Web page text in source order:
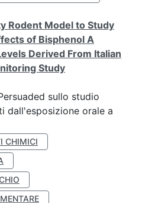
Rodent Model to Study
of Bisphenol A
Derived From Italian
Study
sullo studio
dall'esposizione orale a
CHIMICI